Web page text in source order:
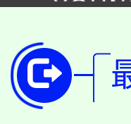
開!
115年
田徑場
桃園